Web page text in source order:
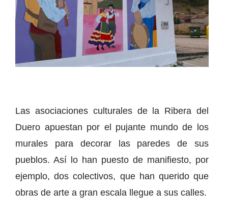
Las asociaciones culturales de la Ribera del
Duero apuestan por el pujante mundo de los
murales para decorar las paredes de sus
pueblos. Así lo han puesto de manifiesto, por
ejemplo, dos colectivos, que han querido que
obras de arte a gran escala llegue a sus calles.